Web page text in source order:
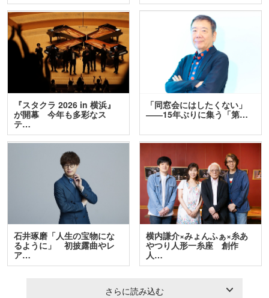
『スタクラ 2026 in 横浜』
が開幕 今年も多彩なス
テ…
「同窓会にはしたくない」
――15年ぶりに集う「第…
石井琢磨「人生の宝物にな
るように」 初披露曲やレ
ア…
横内謙介×みょんふぁ×糸あ
やつり人形一糸座 創作
人…
さらに読み込む